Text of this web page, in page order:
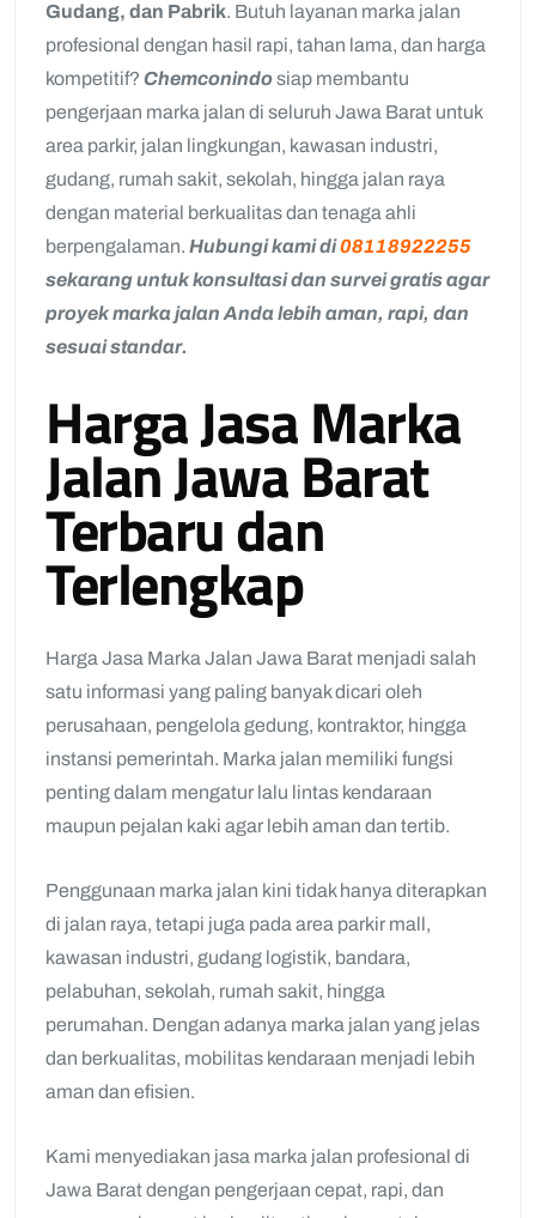
Gudang, dan Pabrik. Butuh layanan marka jalan
profesional dengan hasil rapi, tahan lama, dan harga
kompetitif? Chemconindosiap membantu
pengerjaan marka jalan di seluruh Jawa Barat untuk
area parkir, jalan lingkungan, kawasan industri,
gudang, rumah sakit, sekolah, hingga jalan raya
dengan material berkualitas dan tenaga ahli
berpengalaman. Hubungi kami di08118922255
sekarang untuk konsultasi dan survei gratis agar
proyek marka jalan Anda lebih aman, rapi, dan
sesuai standar.
Harga Jasa Marka
Jalan Jawa Barat
Terbaru dan
Terlengkap
Harga Jasa Marka Jalan Jawa Barat menjadi salah
satu informasi yang paling banyak dicari oleh
perusahaan, pengelola gedung, kontraktor, hingga
instansi pemerintah. Marka jalan memiliki fungsi
penting dalam mengatur lalu lintas kendaraan
maupun pejalan kaki agar lebih aman dan tertib.
Penggunaan marka jalan kini tidak hanya diterapkan
di jalan raya, tetapi juga pada area parkir mall,
kawasan industri, gudang logistik, bandara,
pelabuhan, sekolah, rumah sakit, hingga
perumahan. Dengan adanya marka jalan yang jelas
dan berkualitas, mobilitas kendaraan menjadi lebih
aman dan efisien.
Kami menyediakan jasa marka jalan profesional di
Jawa Barat dengan pengerjaan cepat, rapi, dan